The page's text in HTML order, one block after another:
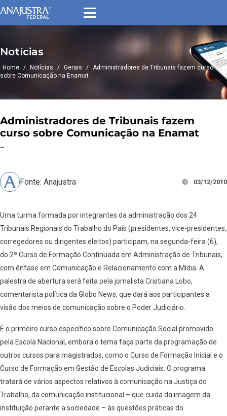
Notícias
Home / Notícias / Gerais / Administradores de Tribunais fazem curso
sobre Comunicação na Enamat
Administradores de Tribunais fazem
curso sobre Comunicação na Enamat
–
Fonte: Anajustra 03/12/2010
Uma turma formada por integrantes da administração dos 24
Tribunais Regionais do Trabalho do País (presidentes, vice-presidentes,
corregedores ou dirigentes eleitos) participam, na segunda-feira (6),
do 2º Curso de Formação Continuada em Administração de Tribunais,
com ênfase em Comunicação e Relacionamento com a Mídia. A
palestra de abertura será feita pela jornalista Cristiana Lobo,
comentarista política da Globo News, que dará aos participantes a
visão dos meios de comunicação sobre o Poder Judiciário.
É o primeiro curso específico sobre Comunicação Social promovido
pela Escola Nacional, embora o tema faça parte da programação de
outros cursos para magistrados, como o Curso de Formação Inicial e o
Curso de Formação em Gestão de Escolas Judiciais. O programa
tratará de vários aspectos relativos à comunicação na Justiça do
Trabalho, da comunicação institucional – que cuida da imagem da
instituição perante a sociedade – às questões práticas do